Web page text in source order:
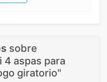
sobre
4 aspas para
giratorio"